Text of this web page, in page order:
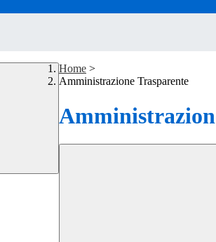
Home >
Amministrazione Trasparente